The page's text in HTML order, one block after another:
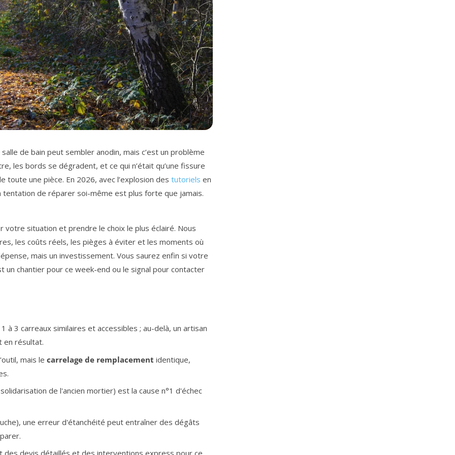
de bain peut sembler anodin, mais c’est un problème
les bords se dégradent, et ce qui n’était qu’une fissure
une pièce. En 2026, avec l’explosion des tutoriels en
de réparer soi-même est plus forte que jamais.
votre situation et prendre le choix le plus éclairé. Nous
les coûts réels, les pièges à éviter et les moments où
mais un investissement. Vous saurez enfin si votre
un chantier pour ce week-end ou le signal pour contacter
à 3 carreaux similaires et accessibles ; au-delà, un artisan
en résultat.
mais le carrelage de remplacement identique,
de l'ancien mortier) est la cause n°1 d'échec
une erreur d'étanchéité peut entraîner des dégâts